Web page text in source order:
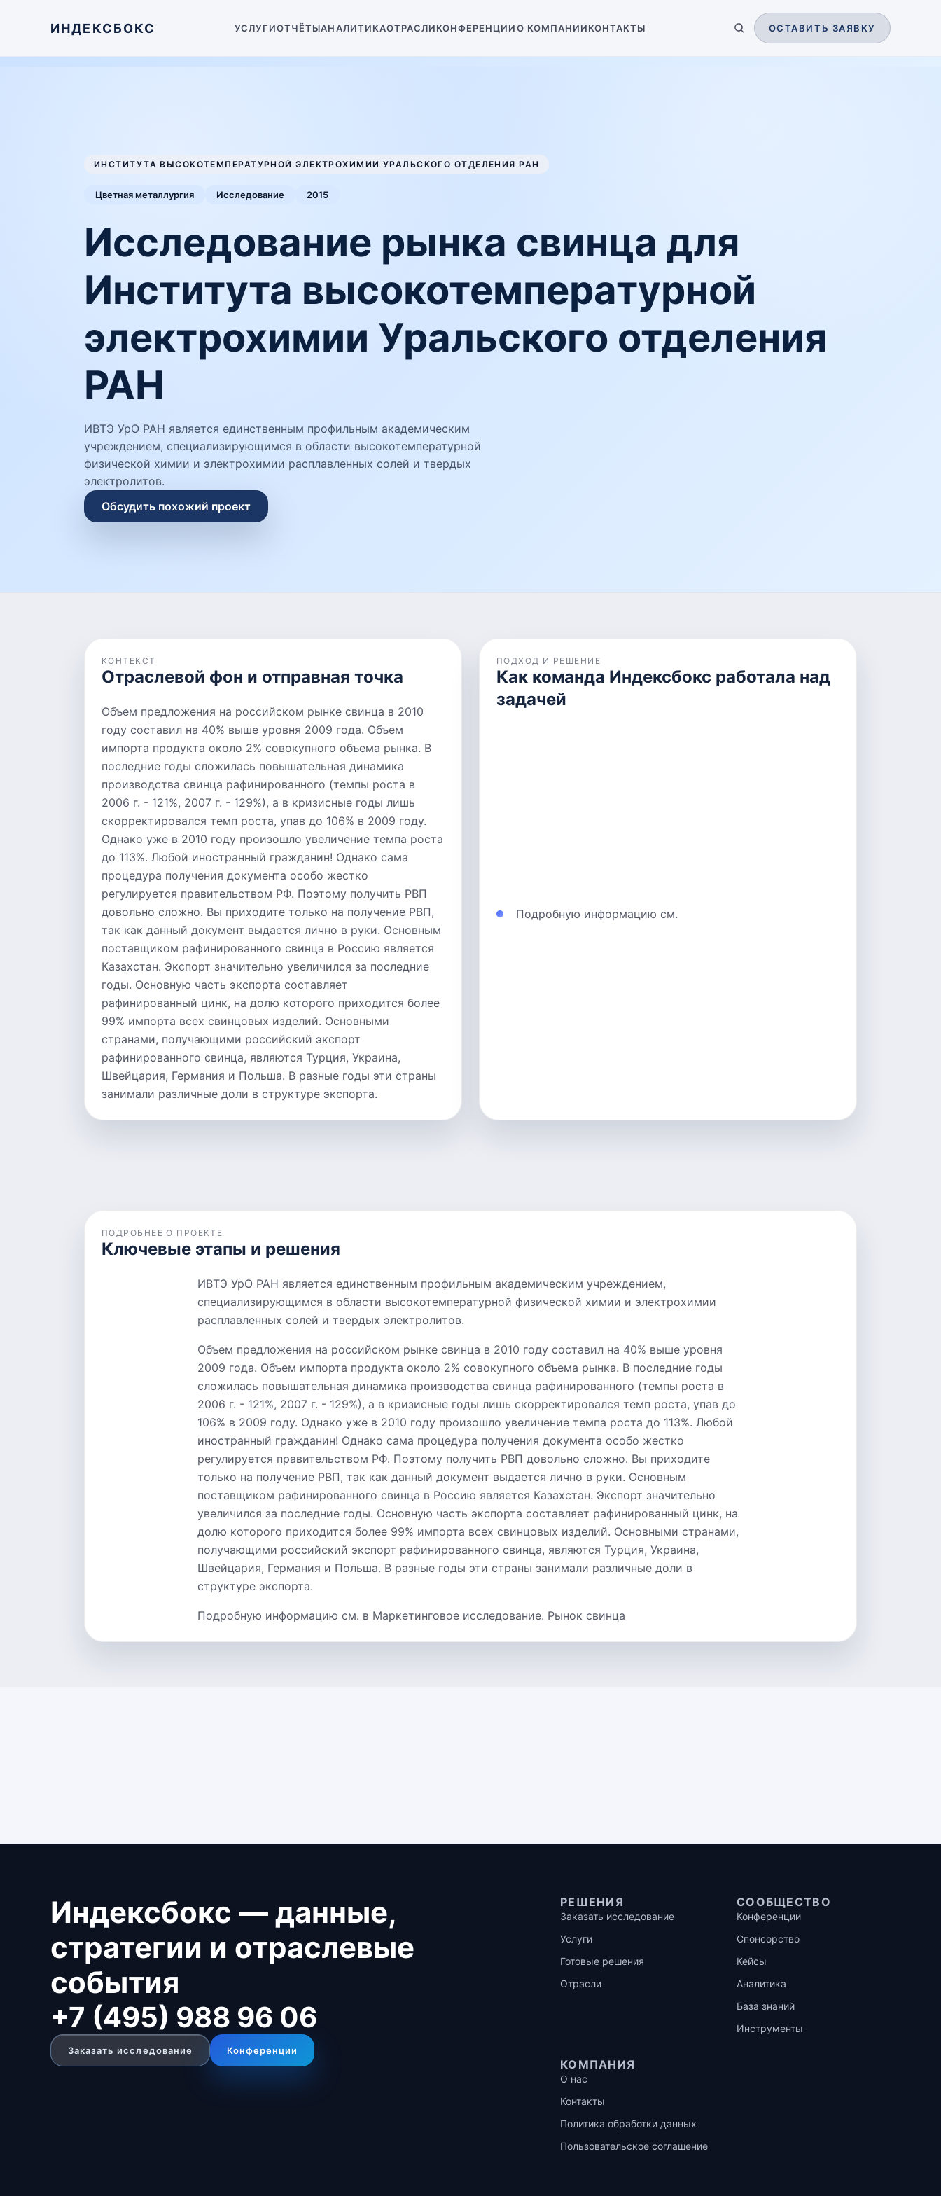
ИНДЕКСБОКС УСЛУГИОТЧЁТЫАНАЛИТИКАОТРАСЛИКОНФЕРЕНЦИИО КОМПАНИИКОНТАКТЫ ОСТАВИТЬ ЗАЯВКУ
ИНСТИТУТА ВЫСОКОТЕМПЕРАТУРНОЙ ЭЛЕКТРОХИМИИ УРАЛЬСКОГО ОТДЕЛЕНИЯ РАН
Цветная металлургия Исследование 2015
Исследование рынка свинца для
Института высокотемпературной
электрохимии Уральского отделения
РАН
ИВТЭ УрО РАН является единственным профильным академическим
учреждением, специализирующимся в области высокотемпературной
физической химии и электрохимии расплавленных солей и твердых
электролитов.
Обсудить похожий проект
КОНТЕКСТ
Отраслевой фон и отправная точка
Объем предложения на российском рынке свинца в 2010
году составил на 40% выше уровня 2009 года. Объем
импорта продукта около 2% совокупного объема рынка. В
последние годы сложилась повышательная динамика
производства свинца рафинированного (темпы роста в
2006 г. - 121%, 2007 г. - 129%), а в кризисные годы лишь
скорректировался темп роста, упав до 106% в 2009 году.
Однако уже в 2010 году произошло увеличение темпа роста
до 113%. Любой иностранный гражданин! Однако сама
процедура получения документа особо жестко
регулируется правительством РФ. Поэтому получить РВП
довольно сложно. Вы приходите только на получение РВП,
так как данный документ выдается лично в руки. Основным
поставщиком рафинированного свинца в Россию является
Казахстан. Экспорт значительно увеличился за последние
годы. Основную часть экспорта составляет
рафинированный цинк, на долю которого приходится более
99% импорта всех свинцовых изделий. Основными
странами, получающими российский экспорт
рафинированного свинца, являются Турция, Украина,
Швейцария, Германия и Польша. В разные годы эти страны
занимали различные доли в структуре экспорта.
ПОДХОД И РЕШЕНИЕ
Как команда Индексбокс работала над
задачей
Подробную информацию см.
ПОДРОБНЕЕ О ПРОЕКТЕ
Ключевые этапы и решения
ИВТЭ УрО РАН является единственным профильным академическим учреждением,
специализирующимся в области высокотемпературной физической химии и электрохимии
расплавленных солей и твердых электролитов.
Объем предложения на российском рынке свинца в 2010 году составил на 40% выше уровня
2009 года. Объем импорта продукта около 2% совокупного объема рынка. В последние годы
сложилась повышательная динамика производства свинца рафинированного (темпы роста в
2006 г. - 121%, 2007 г. - 129%), а в кризисные годы лишь скорректировался темп роста, упав до
106% в 2009 году. Однако уже в 2010 году произошло увеличение темпа роста до 113%. Любой
иностранный гражданин! Однако сама процедура получения документа особо жестко
регулируется правительством РФ. Поэтому получить РВП довольно сложно. Вы приходите
только на получение РВП, так как данный документ выдается лично в руки. Основным
поставщиком рафинированного свинца в Россию является Казахстан. Экспорт значительно
увеличился за последние годы. Основную часть экспорта составляет рафинированный цинк, на
долю которого приходится более 99% импорта всех свинцовых изделий. Основными странами,
получающими российский экспорт рафинированного свинца, являются Турция, Украина,
Швейцария, Германия и Польша. В разные годы эти страны занимали различные доли в
структуре экспорта.
Подробную информацию см. в Маркетинговое исследование. Рынок свинца
Индексбокс — данные,
стратегии и отраслевые
события
+7 (495) 988 96 06
Заказать исследование Конференции
РЕШЕНИЯ
Заказать исследование
Услуги
Готовые решения
Отрасли
СООБЩЕСТВО
Конференции
Спонсорство
Кейсы
Аналитика
База знаний
Инструменты
КОМПАНИЯ
О нас
Контакты
Политика обработки данных
Пользовательское соглашение